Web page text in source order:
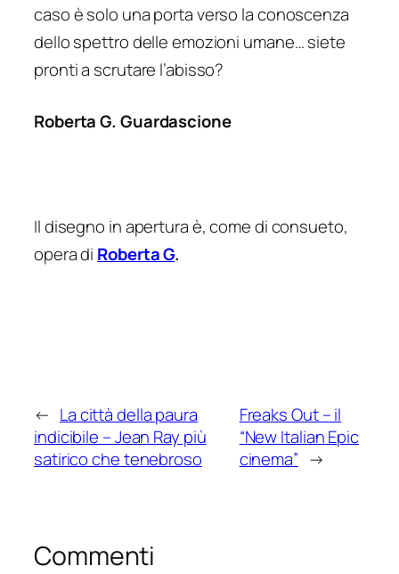
caso è solo una porta verso la conoscenza
dello spettro delle emozioni umane… siete
pronti a scrutare l’abisso?
Roberta G. Guardascione
Il disegno in apertura è, come di consueto,
opera di Roberta G.
← La città della paura
indicibile – Jean Ray più
satirico che tenebroso
Freaks Out – il
“New Italian Epic
cinema” →
Commenti